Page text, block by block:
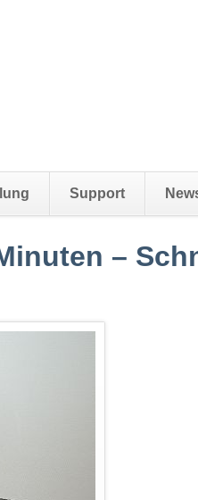
Support
–